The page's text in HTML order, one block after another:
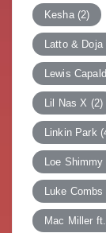
Kesha(2)
Latto & Doja
Lewis
Lil Nas X (2)
Linkin Park
Loe Shimmy
Luke Combs
Mac Miller